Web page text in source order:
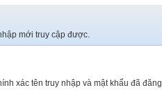
mới truy cập được.
xác tên truy nhập và mật khẩu đã đăng